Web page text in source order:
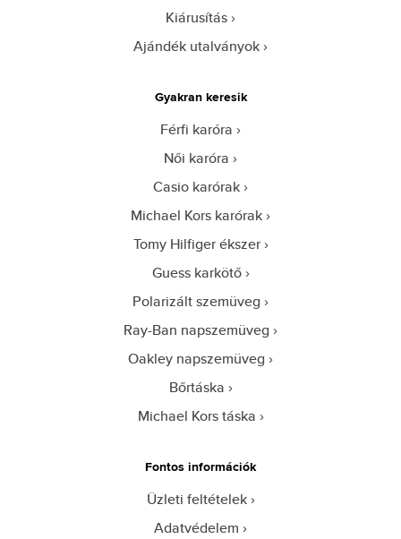
Kiárusítás
Ajándék utalványok
Gyakran keresik
Férfi karóra
Női karóra
Casio karórak
Michael Kors karórak
Tomy Hilfiger ékszer
Guess karkötő
Polarizált szemüveg
Ray-Ban napszemüveg
Oakley napszemüveg
Bőrtáska
Michael Kors táska
Fontos információk
Üzleti feltételek
Adatvédelem